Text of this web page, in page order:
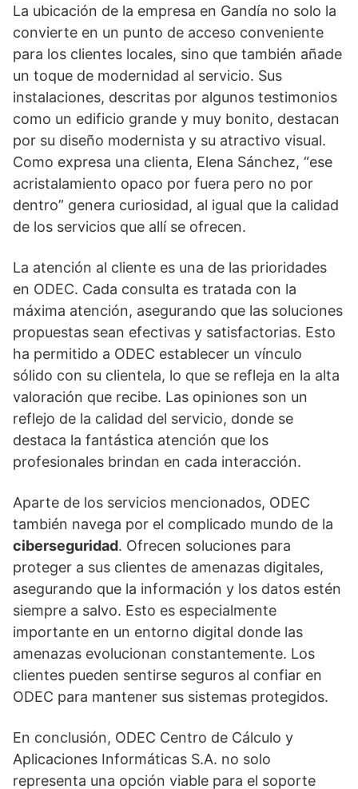
La ubicación de la empresa en Gandía no solo la
convierte en un punto de acceso conveniente
para los clientes locales, sino que también añade
un toque de modernidad al servicio. Sus
instalaciones, descritas por algunos testimonios
como un edificio grande y muy bonito, destacan
por su diseño modernista y su atractivo visual.
Como expresa una clienta, Elena Sánchez, “ese
acristalamiento opaco por fuera pero no por
dentro” genera curiosidad, al igual que la calidad
de los servicios que allí se ofrecen.
La atención al cliente es una de las prioridades
en ODEC. Cada consulta es tratada con la
máxima atención, asegurando que las soluciones
propuestas sean efectivas y satisfactorias. Esto
ha permitido a ODEC establecer un vínculo
sólido con su clientela, lo que se refleja en la alta
valoración que recibe. Las opiniones son un
reflejo de la calidad del servicio, donde se
destaca la fantástica atención que los
profesionales brindan en cada interacción.
Aparte de los servicios mencionados, ODEC
también navega por el complicado mundo de la
ciberseguridad. Ofrecen soluciones para
proteger a sus clientes de amenazas digitales,
asegurando que la información y los datos estén
siempre a salvo. Esto es especialmente
importante en un entorno digital donde las
amenazas evolucionan constantemente. Los
clientes pueden sentirse seguros al confiar en
ODEC para mantener sus sistemas protegidos.
En conclusión, ODEC Centro de Cálculo y
Aplicaciones Informáticas S.A. no solo
representa una opción viable para el soporte